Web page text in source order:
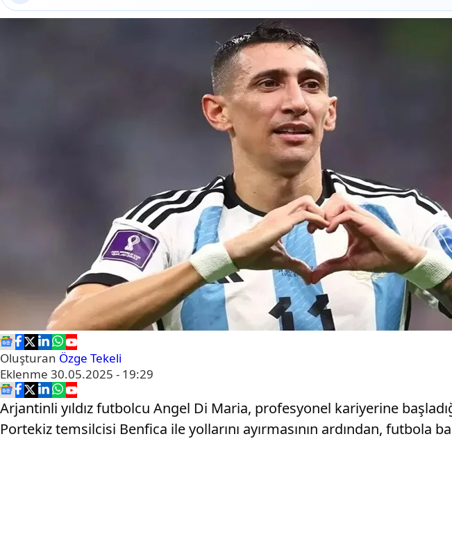
Oluşturan Özge Tekeli
Eklenme 30.05.2025 - 19:29
Arjantinli yıldız futbolcu Angel Di Maria, profesyonel kariyerine
Portekiz temsilcisi Benfica ile yollarını ayırmasının ardından, futbola